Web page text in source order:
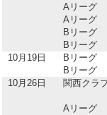
Aリーグ
Aリーグ
Bリーグ
Bリーグ
10月19日
Bリーグ
Bリーグ
10月26日
関西クラ
Aリーグ